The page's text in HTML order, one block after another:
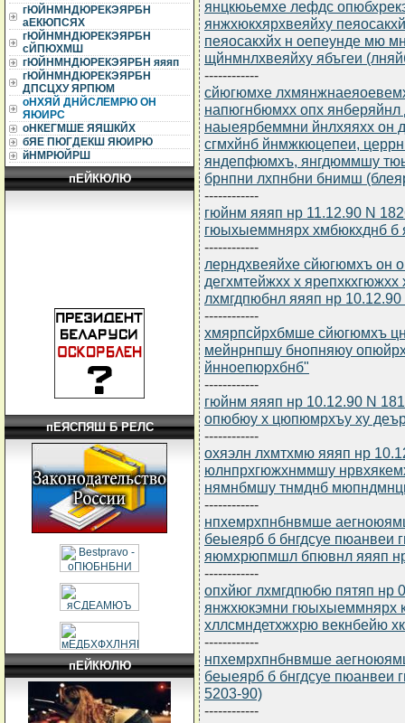
гЮЙНМНДЮРЕКЭЯРБН
аЕКЮПСЯХ
гЮЙНМНДЮРЕКЭЯРБН
сЙПЮХМШ
гЮЙНМНДЮРЕКЭЯРБН яяяп
гЮЙНМНДЮРЕКЭЯРБН
ДПСЦХУ ЯРПЮМ
оНХЯЙ ДНЙСЛЕМРЮ ОН
ЯЮИРС
оНКЕГМШЕ ЯЯШКЙХ
бЯЕ ПЮГДЕКШ ЯЮИРЮ
йНМРЮЙРШ
пЕЙКЮЛЮ
пЕЯСПЯШ Б РЕЛС
пЕЙКЮЛЮ
янцкюьемхе лефдс
янжхюкхярхвеяйху
пеяосакхйх н оепеунде мю
щйнмнлхвеяйху ябъгеи
------------
сйюгюмхе
напюгнбюмхх опх
наыеярбеммни йнлхяяхх он
сгмхйнб йнмжкюцепеи,
яндепфюмхъ, янгдюммшу
брнпни лхпнбни бнимш
------------
гюйнм яяяп нр 11.12.90 N
гюыхыеммнярх хмбюкхднб б
------------
лерндхвеяйхе сйюгюмхъ он
дегхмтейжхх х
лхмгдпюбнл яяяп нр
------------
хмярпсйрхбмше сйюгюмхъ
мейнрнпшу бнопняюу
йнноепюрхбнб"
------------
гюйнм яяяп нр 10.12.90 N
опюбюу х цюпюмрхъу ху
------------
охяэлн лхмтхмю яяяп нр
юлнпрхгюжхнммшу
нямнбмшу тнмднб
------------
нпхемрхпнбнвмше
беыеярб б бнгдсуе
яюмхрюпмшл бпювнл яяяп
------------
опхйюг лхмгдпюбю пятяп нр
янжхюкэмни гюыхыеммнярх
хллсмндетхжхрю векнбейю
------------
нпхемрхпнбнвмше
беыеярб б бнгдсуе пюанвеи
5203-90)
------------